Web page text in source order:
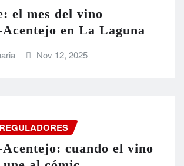
el mes del vino
en La Laguna
Nov 12, 2025
cuando el vino